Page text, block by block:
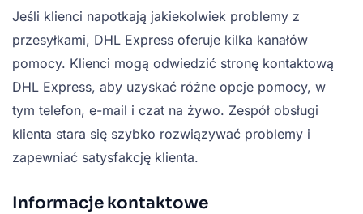
Jeśli klienci napotkają jakiekolwiek problemy z
przesyłkami, DHL Express oferuje kilka kanałów
pomocy. Klienci mogą odwiedzić stronę kontaktową
DHL Express, aby uzyskać różne opcje pomocy, w
tym telefon, e-mail i czat na żywo. Zespół obsługi
klienta stara się szybko rozwiązywać problemy i
zapewniać satysfakcję klienta.
Informacje kontaktowe